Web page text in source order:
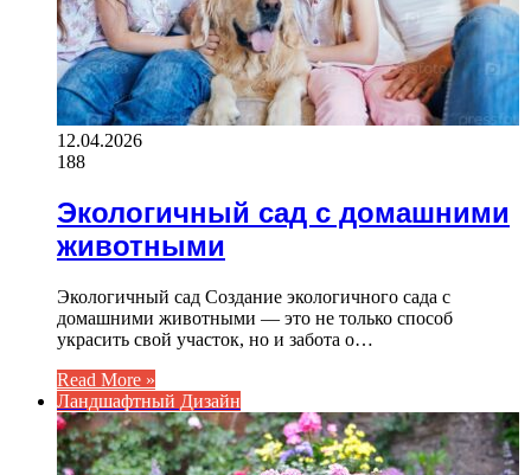
12.04.2026
188
Экологичный сад с домашними
животными
Экологичный сад Создание экологичного сада с
домашними животными — это не только способ
украсить свой участок, но и забота о…
Read More »
Ландшафтный Дизайн